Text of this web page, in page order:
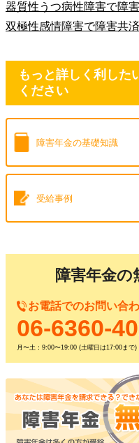
器質性うつ病性障害で障
双極性感情障害で障害共
もっと詳しく利した
ください
障害年金の基礎知識
受給事例
障害年金の
お電話でのお問い合
06-6360-
月〜土：9:00〜19:00 (土曜日は17:00まで)